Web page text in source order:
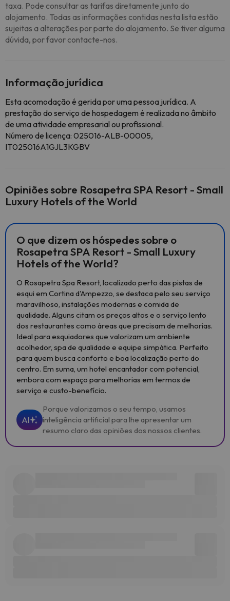
taxa. Pode consultar as tarifas diretamente junto do
alojamento. Todas as informações contidas nesta lista estão
sujeitas a alterações por parte do alojamento. Se tiver alguma
dúvida, por favor contacte-nos.
Informação jurídica
Esta acomodação é gerida por uma pessoa jurídica. A
prestação do serviço de hospedagem é realizada no âmbito
de uma atividade empresarial ou profissional.
Número de licença: 025016-ALB-00005,
IT025016A1GJL3KGBV
Opiniões sobre Rosapetra SPA Resort - Small
Luxury Hotels of the World
O que dizem os hóspedes sobre o
Rosapetra SPA Resort - Small Luxury
Hotels of the World?
O Rosapetra Spa Resort, localizado perto das pistas de
esqui em Cortina d'Ampezzo, se destaca pelo seu serviço
maravilhoso, instalações modernas e comida de
qualidade. Alguns citam os preços altos e o serviço lento
dos restaurantes como áreas que precisam de melhorias.
Ideal para esquiadores que valorizam um ambiente
acolhedor, spa de qualidade e equipe simpática. Perfeito
para quem busca conforto e boa localização perto do
centro. Em suma, um hotel encantador com potencial,
embora com espaço para melhorias em termos de
serviço e custo-benefício.
AI
Porque valorizamos o seu tempo, usamos
inteligência artificial para lhe apresentar um
resumo claro das opiniões dos nossos clientes.